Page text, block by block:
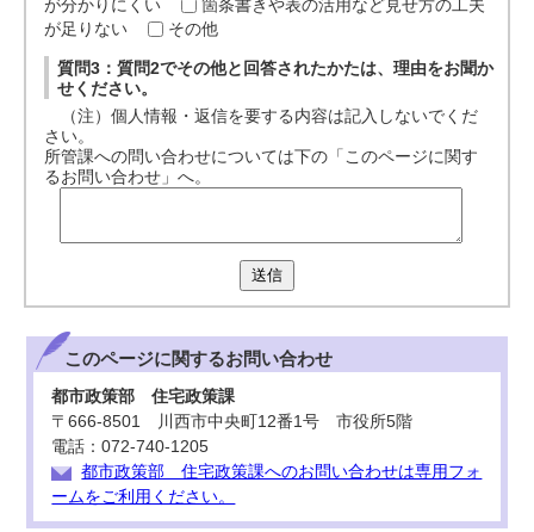
が分かりにくい
箇条書きや表の活用など見せ方の工夫
が足りない
その他
質問3：質問2でその他と回答されたかたは、理由をお聞か
せください。
（注）個人情報・返信を要する内容は記入しないでくだ
さい。
所管課への問い合わせについては下の「このページに関す
るお問い合わせ」へ。
送信
このページに関するお問い合わせ
都市政策部 住宅政策課
〒666-8501 川西市中央町12番1号 市役所5階
電話：072-740-1205
都市政策部 住宅政策課へのお問い合わせは専用フォ
ームをご利用ください。